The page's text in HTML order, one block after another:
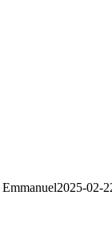
Emmanuel2025-02-